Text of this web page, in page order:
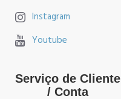
Instagram
Youtube
Serviço de Cliente
/ Conta